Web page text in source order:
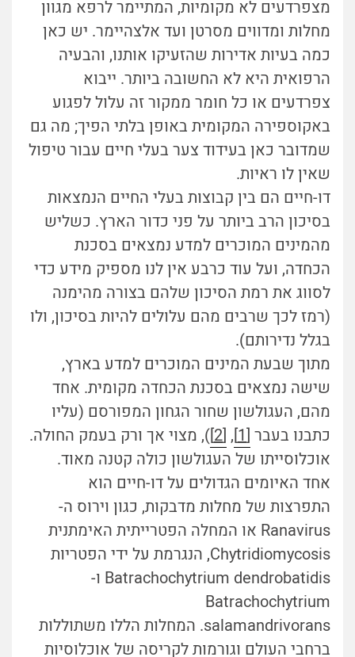
מצפרדעים לא מקומיות, המתיימר לרפא מגוון
מחלות ומדווים מסרטן ועד אלצהיימר. יש כאן
כמה בעיות אדירות שהזעיקו אותנו, והבעיה
הרפואית היא לא החשובה ביותר. ייבוא
צפרדעים או כל חומר ממקור זה עלול לפגוע
באקוספירה המקומית באופן בלתי הפיך; מה גם
שמדובר כאן בעידוד צער בעלי חיים עבור טיפול
שאין לו ראיות.
דו-חיים הם בין קבוצות בעלי החיים הנמצאות
בסיכון הרב ביותר על פני כדור הארץ. כשליש
מהמינים המוכרים למדע נמצאים בסכנת
הכחדה, ועל עוד כרבע אין לנו מספיק מידע כדי
לסווג את רמת הסיכון שלהם בצורה מהימנה
(רמז לכך שרבים מהם עלולים להיות בסיכון, ולו
בגלל נדירותם).
מתוך שבעת המינים המוכרים למדע בארץ,
שישה נמצאים בסכנת הכחדה מקומית. אחד
מהם, העגולשון שחור הגחון המפורסם (עליו
כתבנו בעבר [1]
,
[2] ), מצוי אך ורק בעמק החולה.
אוכלוסייתו של העגולשון כולה קטנה מאוד.
אחד האיומים הגדולים על דו-חיים הוא
התפרצות של מחלות מדבקות, כגון וירוס ה-
Ranavirus או המחלה הפטרייתית האימתנית
Chytridiomycosis, הנגרמת על ידי הפטריות
Batrachochytrium dendrobatidis ו-
Batrachochytrium
salamandrivorans. המחלות הללו משתוללות
ברחבי העולם וגורמות לקריסה של אוכלוסיות